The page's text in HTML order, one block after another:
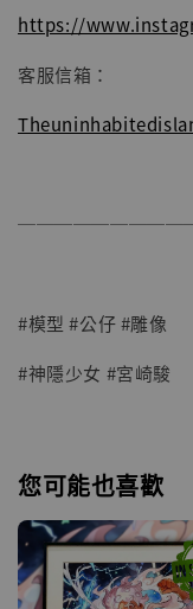
https://
客服信箱：
#模型 #公仔 #雕像
#神隱少女 #宮崎駿
您可能也喜歡